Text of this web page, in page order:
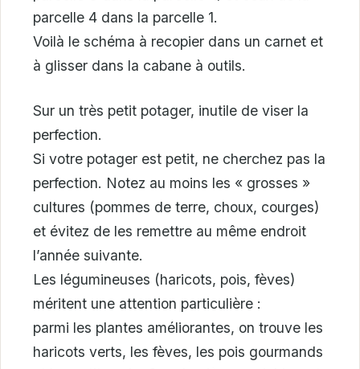
parcelle 4 dans la parcelle 1.
Voilà le schéma à recopier dans un carnet et
à glisser dans la cabane à outils.
Sur un très petit potager, inutile de viser la
perfection.
Si votre potager est petit, ne cherchez pas la
perfection. Notez au moins les « grosses »
cultures (pommes de terre, choux, courges)
et évitez de les remettre au même endroit
l’année suivante.
Les légumineuses (haricots, pois, fèves)
méritent une attention particulière :
parmi les plantes améliorantes, on trouve les
haricots verts, les fèves, les pois gourmands